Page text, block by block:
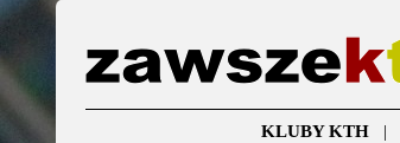
KLUBY KTH|